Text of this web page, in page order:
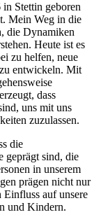
Stettin geboren
Mein Weg in die
die Dynamiken
Heute ist es
zu helfen, neue
entwickeln. Mit
dass
uns mit uns
zuzulassen.
die
geprägt sind, die
in unserem
prägen nicht nur
Einfluss auf unsere
und Kindern.